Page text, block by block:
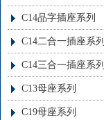
C14品字插座系列
C14二合一插座系列
C14三合一插座系列
C13母座系列
C19母座系列